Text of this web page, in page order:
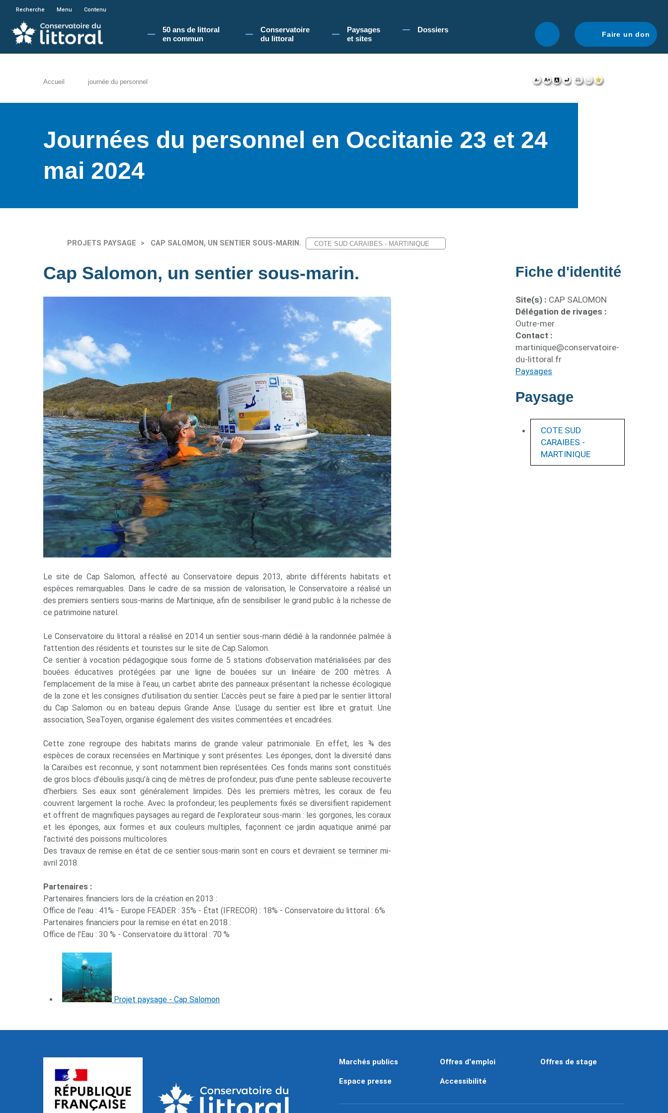
En poursuivant votre navigation sur le site du Conservatoire du littoral, vous acceptez l'utilisation de cookies pour vous proposer une navigation optimale.
Recherche Menu Contenu
50 ans de littoral
en commun​
Conservatoire
du littoral
Paysages
et sites
Dossiers
Faire un don
Accueil journée du personnel
Journées du personnel en Occitanie 23 et 24
mai 2024
PROJETS PAYSAGE CAP SALOMON, UN SENTIER SOUS-MARIN.
Cap Salomon, un sentier sous-marin.
Le site de Cap Salomon, affecté au Conservatoire depuis 2013, abrite différents habitats et
espèces remarquables. Dans le cadre de sa mission de valorisation, le Conservatoire a réalisé un
des premiers sentiers sous-marins de Martinique, afin de sensibiliser le grand public à la richesse de
ce patrimoine naturel.
Le Conservatoire du littoral a réalisé en 2014 un sentier sous-marin dédié à la randonnée palmée à
l’attention des résidents et touristes sur le site de Cap Salomon.
Ce sentier à vocation pédagogique sous forme de 5 stations d’observation matérialisées par des
bouées éducatives protégées par une ligne de bouées sur un linéaire de 200 mètres. A
l’emplacement de la mise à l’eau, un carbet abrite des panneaux présentant la richesse écologique
de la zone et les consignes d’utilisation du sentier. L’accès peut se faire à pied par le sentier littoral
du Cap Salomon ou en bateau depuis Grande Anse. L’usage du sentier est libre et gratuit. Une
association, SeaToyen, organise également des visites commentées et encadrées.
Cette zone regroupe des habitats marins de grande valeur patrimoniale. En effet, les ¾ des
espèces de coraux recensées en Martinique y sont présentes. Les éponges, dont la diversité dans
la Caraïbes est reconnue, y sont notamment bien représentées. Ces fonds marins sont constitués
de gros blocs d’éboulis jusqu’à cinq de mètres de profondeur, puis d’une pente sableuse recouverte
d’herbiers. Ses eaux sont généralement limpides. Dès les premiers mètres, les coraux de feu
couvrent largement la roche. Avec la profondeur, les peuplements fixés se diversifient rapidement
et offrent de magnifiques paysages au regard de l’explorateur sous-marin : les gorgones, les coraux
et les éponges, aux formes et aux couleurs multiples, façonnent ce jardin aquatique animé par
l’activité des poissons multicolores.
Des travaux de remise en état de ce sentier sous-marin sont en cours et devraient se terminer mi-
avril 2018.
Partenaires :
Partenaires financiers lors de la création en 2013 :
Office de l'eau : 41% - Europe FEADER : 35% - État (IFRECOR) : 18% - Conservatoire du littoral : 6%
Partenaires financiers pour la remise en état en 2018 :
Office de l’Eau : 30 % - Conservatoire du littoral : 70 %
Projet paysage - Cap Salomon
Fiche d'identité
Site(s) : CAP SALOMON
Délégation de rivages :
Outre-mer
Contact :
martinique@conservatoire-
du-littoral.fr
Paysages
Paysage
COTE SUD
CARAIBES -
MARTINIQUE
Marchés publics Offres d'emploi Offres de stage
Espace presse Accessibilité